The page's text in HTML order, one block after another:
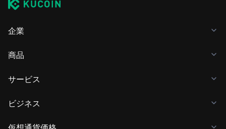
企業
商品
サービス
ビジネス